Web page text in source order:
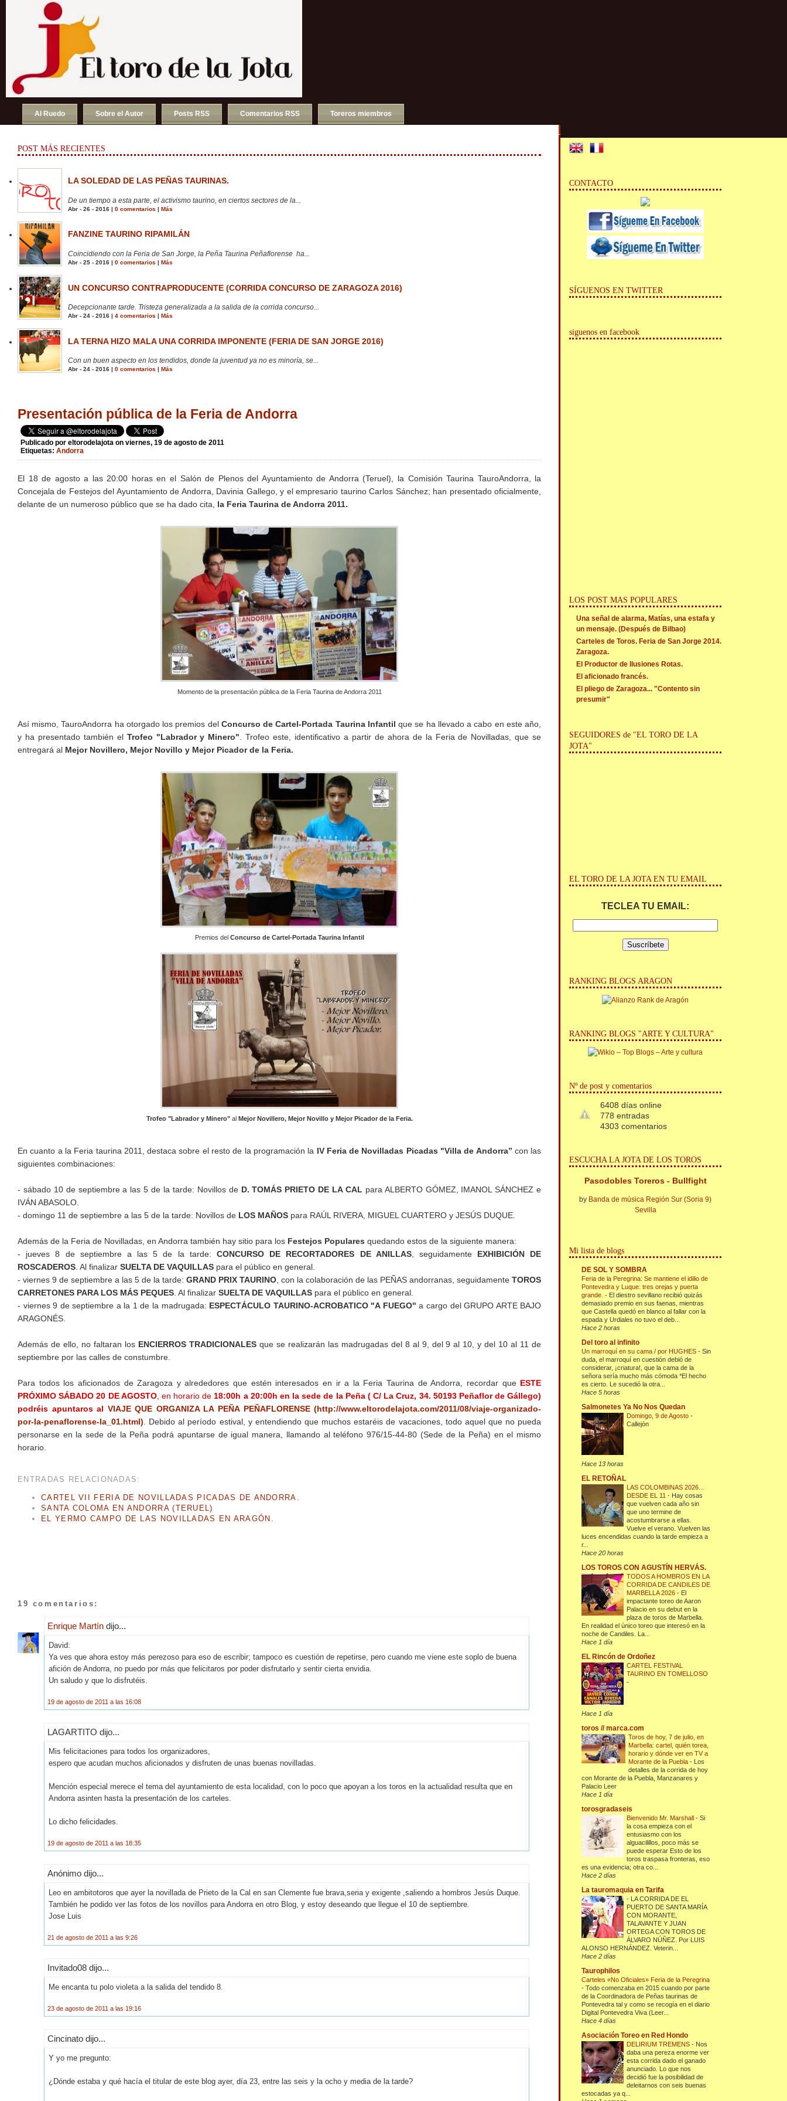
Al Ruedo Sobre el Autor Posts RSS Comentarios RSS Toreros miembros
POST MÁS RECIENTES
LA SOLEDAD DE LAS PEÑAS TAURINAS.
De un tiempo a esta parte, el activismo taurino, en ciertos sectores de la...
Abr - 26 - 2016 | 0 comentarios | Más
FANZINE TAURINO RIPAMILÁN
Coincidiendo con la Feria de San Jorge, la Peña Taurina Peñaflorense ha...
Abr - 25 - 2016 | 0 comentarios | Más
UN CONCURSO CONTRAPRODUCENTE (CORRIDA CONCURSO DE ZARAGOZA 2016)
Decepcionante tarde. Tristeza generalizada a la salida de la corrida concurso...
Abr - 24 - 2016 | 4 comentarios | Más
LA TERNA HIZO MALA UNA CORRIDA IMPONENTE (FERIA DE SAN JORGE 2016)
Con un buen aspecto en los tendidos, donde la juventud ya no es minoría, se...
Abr - 24 - 2016 | 0 comentarios Más
Presentación pública de la Feria de Andorra
Publicado por eltorodelajota on viernes, 19 de agosto de 2011
Etiquetas: Andorra
El 18 de agosto a las 20:00 horas en el Salón de Plenos del Ayuntamiento de Andorra (Teruel), la Comisión Taurina TauroAndorra, la
Concejala de Festejos del Ayuntamiento de Andorra, Davinia Gallego, y el empresario taurino Carlos Sánchez; han presentado oficialmente,
delante de un numeroso público que se ha dado cita,
la Feria Taurina de Andorra 2011.
Momento de la presentación pública de la Feria Taurina de Andorra 2011
Así mismo, TauroAndorra ha otorgado los premios del Concurso de Cartel-Portada Taurina Infantilque se ha llevado a cabo en este año,
y ha presentado también el Trofeo "Labrador y Minero" . Trofeo este, identificativo a partir de ahora de la Feria de Novilladas, que se
entregará al Mejor Novillero, Mejor Novillo y Mejor Picador de la Feria.
Premios del Concurso de Cartel-Portada Taurina Infantil
Trofeo "Labrador y Minero"al Mejor Novillero, Mejor Novillo y Mejor Picador de la Feria.
En cuanto a la Feria taurina 2011, destaca sobre el resto de la programación la IV Feria de Novilladas Picadas "Villa de Andorra” con las
siguientes combinaciones:
- sábado 10 de septiembre a las 5 de la tarde: Novillos de D. TOMÁS PRIETO DE LA CAL para ALBERTO GÓMEZ, IMANOL SÁNCHEZ e
IVÁN ABASOLO.
- domingo 11 de septiembre a las 5 de la tarde: Novillos de LOS MAÑOS para RAÚL RIVERA, MIGUEL CUARTERO y JESÚS DUQUE.
Además de la Feria de Novilladas, en Andorra también hay sitio para los Festejos Populares quedando estos de la siguiente manera:
- jueves 8 de septiembre a las 5 de la tarde: CONCURSO DE RECORTADORES DE ANILLAS, seguidamente EXHIBICIÓN DE
ROSCADEROS . Al finalizar SUELTA DE VAQUILLAS para el público en general.
- viernes 9 de septiembre a las 5 de la tarde:GRAND PRIX TAURINO , con la colaboración de las PEÑAS andorranas, seguidamenteTOROS
CARRETONES PARA LOS MÁS PEQUES . Al finalizar SUELTA DE VAQUILLAS para el público en general.
- viernes 9 de septiembre a la 1 de la madrugada: ESPECTÁCULO TAURINO-ACROBATICO "A FUEGO" a cargo del GRUPO ARTE BAJO
ARAGONÉS.
Además de ello, no faltaran los ENCIERROS TRADICIONALESque se realizarán las madrugadas del 8 al 9, del 9 al 10, y del 10 al 11 de
septiembre por las calles de constumbre.
Para todos los aficionados de Zaragoza y alrededores que estén interesados en ir a la Feria Taurina de Andorra, recordar que ESTE
PRÓXIMO SÁBADO 20 DE AGOSTO, en horario de 18:00h a 20:00h en la sede de la Peña ( C/ La Cruz, 34. 50193 Peñaflor de Gállego)
podréis apuntaros al VIAJE QUE ORGANIZA LA PEÑA PEÑAFLORENSE (http://www.eltorodelajota.com/2011/08/viaje-organizado-
por-la-penaflorense-la_01.html)
Debido al período estival, y entendiendo que muchos estaréis de vacaciones, todo aquel que no pueda
personarse en la sede de la Peña podrá apuntarse de igual manera, llamando al teléfono 976/15-44-80 (Sede de la Peña) en el mismo
horario.
ENTRADAS RELACIONADAS:
CARTEL VII FERIA DE NOVILLADAS PICADAS DE ANDORRA.
SANTA COLOMA EN ANDORRA (TERUEL)
EL YERMO CAMPO DE LAS NOVILLADAS EN ARAGÓN.
19 comentarios:
Enrique Martín dijo...
David:
Ya ves que ahora estoy más perezoso para eso de escribir; tampoco es cuestión de repetirse, pero cuando me viene este soplo de buena
afición de Andorra, no puedo por más que felicitaros por poder disfrutarlo y sentir cierta envidia.
Un saludo y que lo disfrutéis.
19 de agosto de 2011 a las 16:08
LAGARTITO dijo...
Mis felicitaciones para todos los organizadores,
espero que acudan muchos aficionados y disfruten de unas buenas novilladas.
Mención especial merece el tema del ayuntamiento de esta localidad, con lo poco que apoyan a los toros en la actualidad resulta que en
Andorra asinten hasta la presentación de los carteles.
Lo dicho felicidades.
19 de agosto de 2011 a las 18:35
Anónimo dijo...
Leo en ambitotoros que ayer la novillada de Prieto de la Cal en san Clemente fue brava,seria y exigente ,saliendo a hombros Jesús Duque.
También he podido ver las fotos de los novillos para Andorra en otro Blog, y estoy deseando que llegue el 10 de septiembre.
Jose Luis
21 de agosto de 2011 a las 9:26
Invitado08 dijo...
Me encanta tu polo violeta a la salida del tendido 8.
23 de agosto de 2011 a las 19:16
Cincinato dijo...
Y yo me pregunto:
¿Dónde estaba y qué hacía el titular de este blog ayer, día 23, entre las seis y la ocho y media de la tarde?
CONTACTO
SÍGUENOS EN TWITTER
siguenos en facebook
LOS POST MAS POPULARES
Una señal de alarma, Matías, una estafa y
un mensaje. (Después de Bilbao)
Carteles de Toros. Feria de San Jorge 2014.
Zaragoza.
El Productor de Ilusiones Rotas.
El aficionado francés.
El pliego de Zaragoza... "Contento sin
presumir"
SEGUIDORES de "EL TORO DE LA
JOTA"
EL TORO DE LA JOTA EN TU EMAIL
TECLEA TU EMAIL:
RANKING BLOGS ARAGON
RANKING BLOGS "ARTE Y CULTURA"
Nº de post y comentarios
6408 días online
778 entradas
4303 comentarios
ESCUCHA LA JOTA DE LOS TOROS
Pasodobles Toreros - Bullfight
by Banda de música Región Sur (Soria 9)
Sevilla
Mi lista de blogs
DE SOL Y SOMBRA
Feria de la Peregrina: Se mantiene el idilio de
Pontevedra y Luque: tres orejas y puerta
grande.- El diestro sevillano recibió quizás
demasiado premio en sus faenas, mientras
que Castella quedó en blanco al fallar con la
espada y Urdiales no tuvo el deb...
Hace 2 horas
Del toro al infinito
Un marroquí en su cama / por HUGHES-Sin
duda, el marroquí en cuestión debió de
considerar, ¡criatura!, que la cama de la
señora sería mucho más cómoda *El hecho
es cierto. Le sucedió la otra...
Hace 5 horas
Salmonetes Ya No Nos Quedan
Domingo, 9 de Agosto-
Callejón
Hace 13 horas
EL RETOÑAL
LAS COLOMBINAS 2026...
DESDE EL 11- Hay cosas
que vuelven cada año sin
que uno termine de
acostumbrarse a ellas.
Vuelve el verano. Vuelven las
luces encendidas cuando la tarde empieza a
r...
Hace 20 horas
LOS TOROS CON AGUSTÍN HERVÁS.
TODOS A HOMBROS EN LA
CORRIDA DE CANDILES DE
MARBELLA 2026- El
impactante toreo de Aaron
Palacio en su debut en la
plaza de toros de Marbella.
En realidad el único toreo que interesó en la
noche de Candiles. La...
Hace 1 día
EL Rincón de Ordoñez
CARTEL FESTIVAL
TAURINO EN TOMELLOSO
-
Hace 1 día
toros // marca.com
Toros de hoy, 7 de julio, en
Marbella: cartel, quién torea,
horario y dónde ver en TV a
Morante de la Puebla- Los
detalles de la corrida de hoy
con Morante de la Puebla, Manzanares y
Palacio Leer
Hace 1 día
torosgradaseis
Bienvenido Mr. Marshall-Si
la cosa empieza con el
entusiasmo con los
alguacilillos, poco más se
puede esperar Esto de los
toros traspasa fronteras, eso
es una evidencia; otra co...
Hace 2 días
La tauromaquia en Tarifa
- LA CORRIDA DE EL
PUERTO DE SANTA MARÍA
CON MORANTE,
TALAVANTE Y JUAN
ORTEGA CON TOROS DE
ÁLVARO NÚÑEZ. Por LUIS
ALONSO HERNÁNDEZ. Veterin...
Hace 2 días
Taurophilos
Carteles «No Oficiales» Feria de la Peregrina
-Todo comenzaba en 2015 cuando por parte
de la Coordinadora de Peñas taurinas de
Pontevedra tal y como se recogía en el diario
Digital Pontevedra Viva (Leer...
Hace 4 días
Asociación Toreo en Red Hondo
DELIRIUM TREMENS- Nos
daba una pereza enorme ver
esta corrida dado el ganado
anunciado. Lo que nos
decidió fue la posibilidad de
deleitarnos con seis buenas
estocadas ya q...